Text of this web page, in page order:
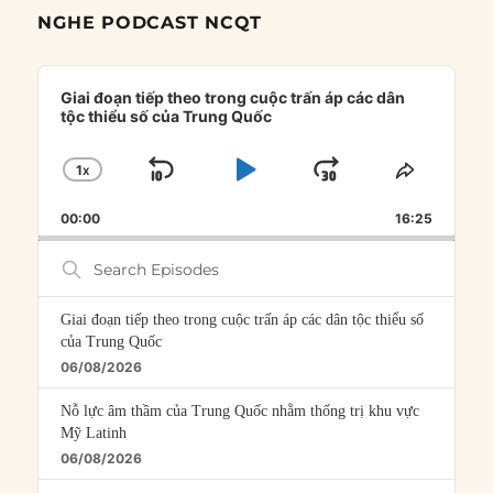
NGHE PODCAST NCQT
Audio
Player
Giai đoạn tiếp theo trong cuộc trấn áp các dân
tộc thiểu số của Trung Quốc
CHANGE
RATE
1X
SKIP
PLAYJUMP
FORWARD
SHARE
00:00 16:25
Search
Episodes
Giai đoạn tiếp theo trong cuộc trấn áp các dân tộc thiểu số
của Trung Quốc
06/08/2026
Nỗ lực âm thầm của Trung Quốc nhằm thống trị khu vực
Mỹ Latinh
06/08/2026